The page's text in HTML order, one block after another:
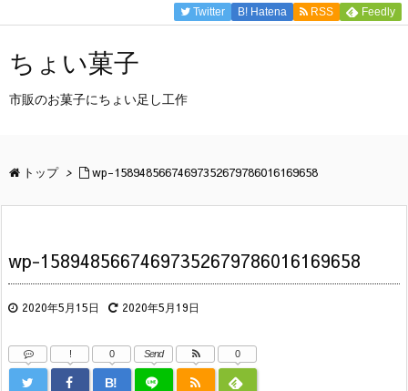
Twitter B! Hatena RSS Feedly
ちょい菓子
市販のお菓子にちょい足し工作
トップ > wp-15894856674697352679786016169658
wp-15894856674697352679786016169658
2020年5月15日 2020年5月19日
!
B!
0 Send 0